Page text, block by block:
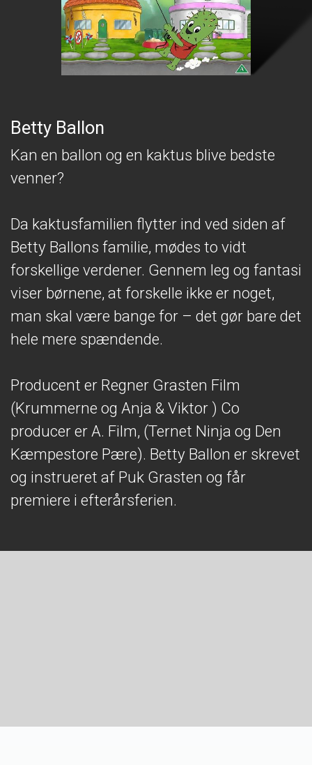
Betty Ballon
Kan en ballon og en kaktus blive bedste
venner?
Da kaktusfamilien flytter ind ved siden af
Betty Ballons familie, mødes to vidt
forskellige verdener. Gennem leg og fantasi
viser børnene, at forskelle ikke er noget,
man skal være bange for – det gør bare det
hele mere spændende.
Producent er Regner Grasten Film
(Krummerne og Anja & Viktor ) Co
producer er A. Film, (Ternet Ninja og Den
Kæmpestore Pære). Betty Ballon er skrevet
og instrueret af Puk Grasten og får
premiere i efterårsferien.